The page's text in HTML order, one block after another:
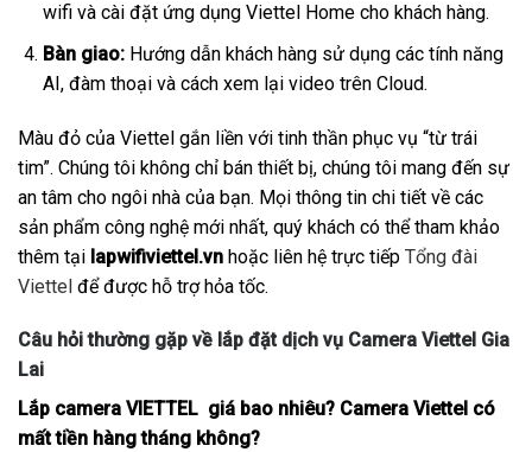
wifi và cài đặt ứng dụng Viettel Home cho khách hàng.
Bàn giao:Hướng dẫn khách hàng sử dụng các tính năng
AI, đàm thoại và cách xem lại video trên Cloud.
Màu đỏ của Viettel gắn liền với tinh thần phục vụ “từ trái
tim”. Chúng tôi không chỉ bán thiết bị, chúng tôi mang đến sự
an tâm cho ngôi nhà của bạn. Mọi thông tin chi tiết về các
sản phẩm công nghệ mới nhất, quý khách có thể tham khảo
thêm tại lapwifiviettel.vn hoặc liên hệ trực tiếp Tổng đài
Viettel để được hỗ trợ hỏa tốc.
Câu hỏi thường gặp về lắp đặt dịch vụ Camera Viettel Gia
Lai
Lắp camera VIETTEL giá bao nhiêu? Camera Viettel có
mất tiền hàng tháng không?